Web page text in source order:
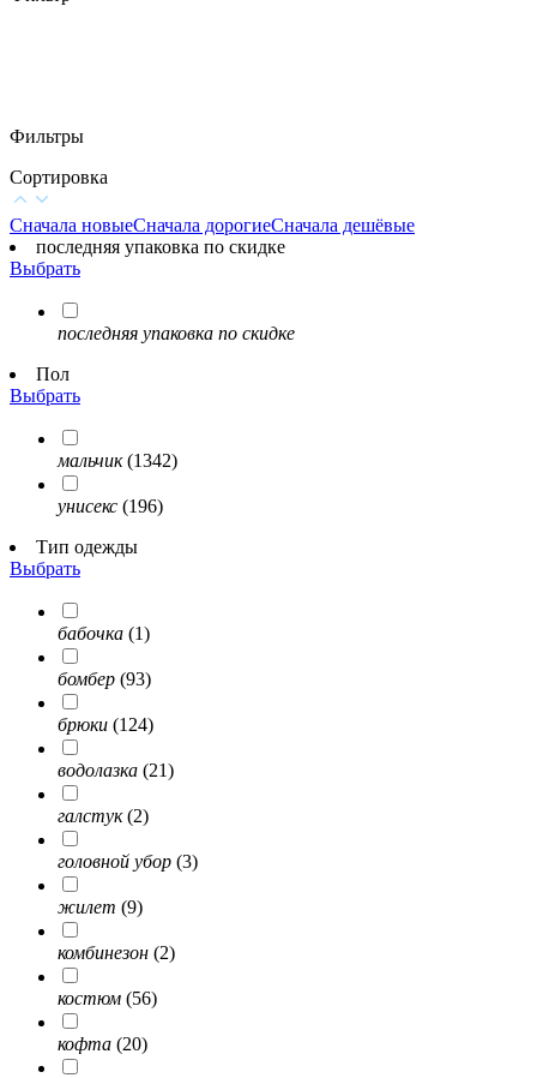
Фильтры
Сортировка
Сначала новыеСначала дорогиеСначала дешёвые
последняя упаковка по скидке
Выбрать
последняя упаковка по скидке
Пол
Выбрать
мальчик(1342)
унисекс (196)
Тип одежды
Выбрать
бабочка (1)
бомбер (93)
брюки (124)
водолазка (21)
галстук(2)
головной убор (3)
жилет (9)
комбинезон (2)
костюм (56)
кофта (20)